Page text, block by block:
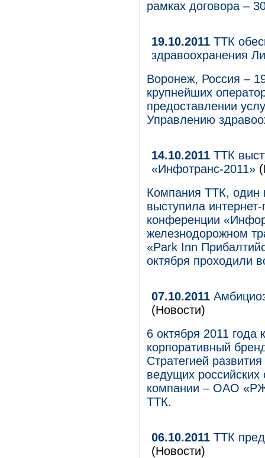
рамках договора –
19.10.2011 ТТК
здравоохранения
Воронеж, Россия –
крупнейших
предоставлении
Управлению
14.10.2011 ТТК
«Инфотранс-2011»
Компания ТТК, один
выступила
конференции
железнодорожном
«Park Inn
октября проходили
07.10.2011
(Новости)
6 октября 2011
корпоративный
Стратегией
ведущих
компании – ОАО
ТТК.
06.10.2011 ТТК
(Новости)